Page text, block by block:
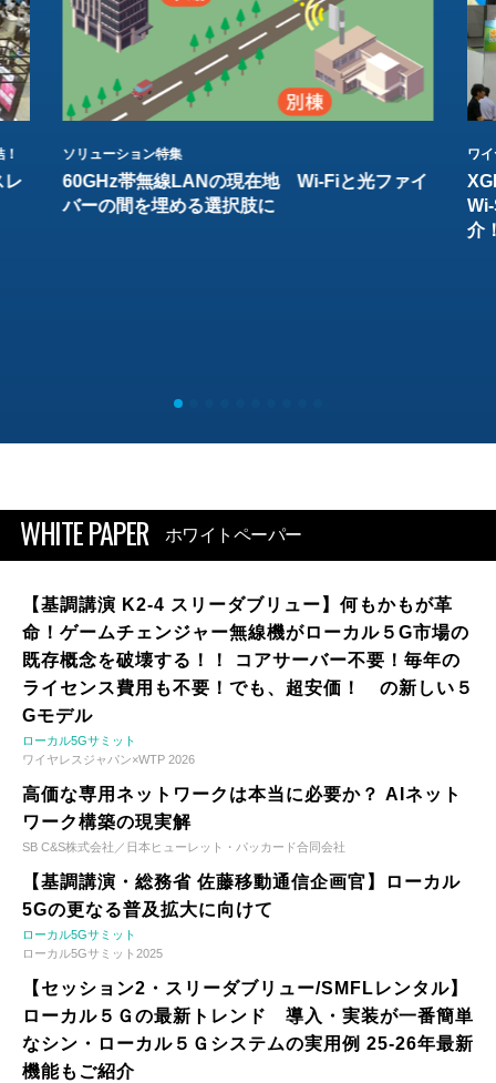
レ
ソリューション特集
60GHz帯無線LANの現在地 Wi-Fiと光ファイ
バーの間を埋める選択肢に
ワ
介
WHITE PAPER ホワイトペーパー
【基調講演 K2-4 スリーダブリュー】何もかもが革
命！ゲームチェンジャー無線機がローカル５G市場の
既存概念を破壊する！！ コアサーバー不要！毎年の
ライセンス費用も不要！でも、超安価！ の新しい５
Gモデル
ローカル5Gサミット
ワイヤレスジャパン×WTP 2026
高価な専用ネットワークは本当に必要か？ AIネット
ワーク構築の現実解
SB C&S株式会社／日本ヒューレット・パッカード合同会社
【基調講演・総務省 佐藤移動通信企画官】ローカル
5Gの更なる普及拡大に向けて
ローカル5Gサミット
ローカル5Gサミット2025
【セッション2・スリーダブリュー/SMFLレンタル】
ローカル５Ｇの最新トレンド 導入・実装が一番簡単
なシン・ローカル５Ｇシステムの実用例 25-26年最新
機能もご紹介